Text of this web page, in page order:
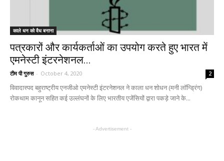
काले धन को वैध बनाना
पत्रकारों और कार्यकर्ताओं का उपयोग करते हुए भारत में
एमनेस्टी इंटरनेशनल...
टीम पी गुरुस - October 4, 2020 2
विवादास्पद बहुराष्ट्रीय एनजीओ एमनेस्टी इंटरनेशनल ने काला धन शोधन (मनी लॉन्ड्रिंग)
रोकथाम कानून सहित कई उल्लंघनों के लिए भारतीय एजेंसियों द्वारा पकड़े जाने के...
- Advertisement -